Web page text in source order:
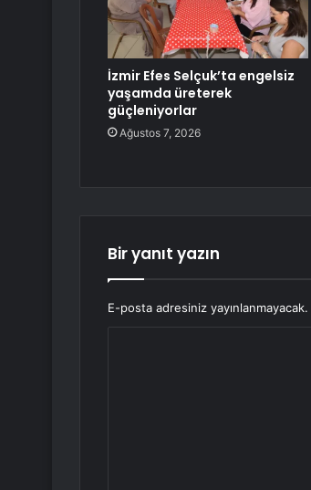
İzmir Efes Selçuk’ta engelsiz
yaşamda üreterek
güçleniyorlar
Ağustos 7, 2026
Bir yanıt yazın
E-posta adresiniz yayınlanmayacak.